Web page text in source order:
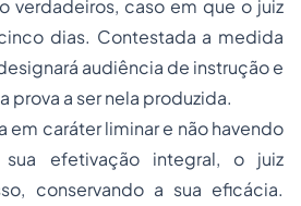
verdadeiros, caso em que o juiz
dias. Contestada a medida
audiência de instrução e
prova a ser nela produzida.
caráter liminar e não havendo
sua efetivação integral, o juiz
conservando a sua eficácia.